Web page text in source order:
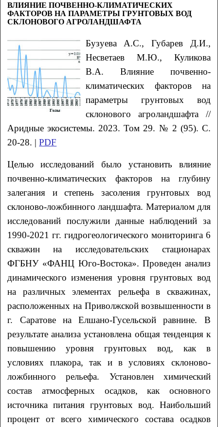
ВЛИЯНИЕ ПОЧВЕННО-КЛИМАТИЧЕСКИХ
ФАКТОРОВ НА ПАРАМЕТРЫ ГРУНТОВЫХ ВОД
СКЛОНОВОГО АГРОЛАНДШАФТА
Бузуева А.С., Губарев Д.И.,
Несветаев М.Ю., Куликова
В.А. Влияние почвенно-
климатических факторов на
параметры грунтовых вод
склонового агроландшафта //
Аридные экосистемы. 2023. Том 29. № 2 (95). С.
20-28. |PDF
Целью исследований было установить влияние
почвенно-климатических факторов на глубину
залегания и степень засоления грунтовых вод
склоново-ложбинного ландшафта. Материалом для
исследований послужили данные наблюдений за
1990-2021 гг. гидрогеологического мониторинга 6
скважин на исследовательских стационарах
ФГБНУ «ФАНЦ Юго-Востока». Проведен анализ
динамического изменения уровня грунтовых вод
на различных элементах рельефа в скважинах,
расположенных на Приволжской возвышенности в
г. Саратове на Елшано-Гусельской равнине. В
результате анализа установлена общая тенденция к
повышению уровня грунтовых вод, как в
условиях плакора, так и в условиях склоново-
ложбинного рельефа. Установлен химический
состав атмосферных осадков, как основного
источника питания грунтовых вод. Наибольший
процент от всего химического состава осадков